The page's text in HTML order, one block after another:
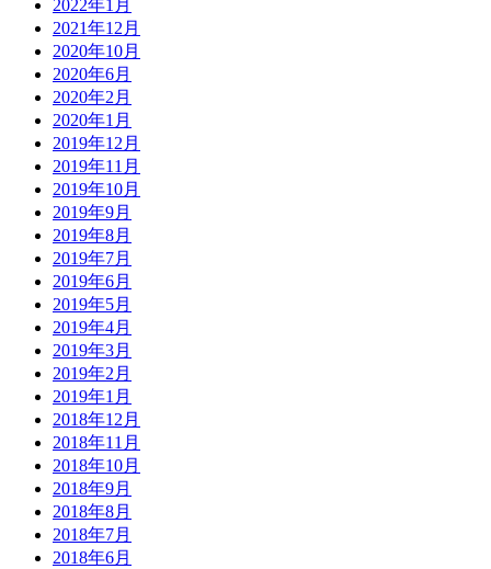
2022年1月
2021年12月
2020年10月
2020年6月
2020年2月
2020年1月
2019年12月
2019年11月
2019年10月
2019年9月
2019年8月
2019年7月
2019年6月
2019年5月
2019年4月
2019年3月
2019年2月
2019年1月
2018年12月
2018年11月
2018年10月
2018年9月
2018年8月
2018年7月
2018年6月